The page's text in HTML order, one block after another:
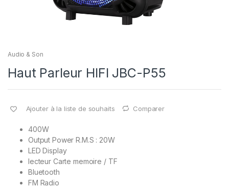
Audio & Son
Haut Parleur HIFI JBC-P55
Ajouter à la liste de souhaits Comparer
400W
Output Power R.M.S : 20W
LED Display
lecteur Carte memoire / TF
Bluetooth
FM Radio